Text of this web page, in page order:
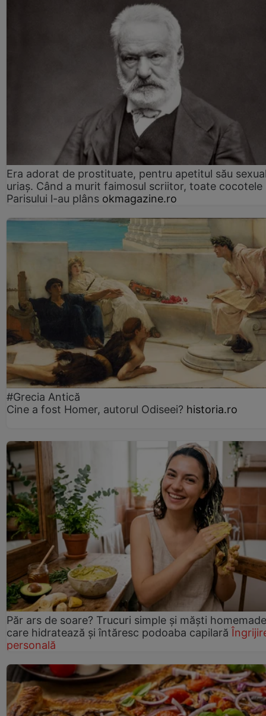
Era adorat de prostituate, pentru apetitul său
uriaș. Când a murit faimosul scriitor, toate cocotele
Parisului l-au plâns okmagazine.ro
#Grecia Antică
Cine a fost Homer, autorul Odiseei? historia.ro
Păr ars de soare? Trucuri simple și măști homemade
care hidratează și întăresc podoaba capilară
personală